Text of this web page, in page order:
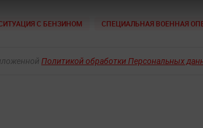
С БЕНЗИНОМ СПЕЦИАЛЬНАЯ ВОЕННАЯ
Политикой обработки Персональных